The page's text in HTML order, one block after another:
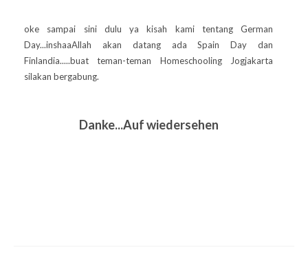
oke sampai sini dulu ya kisah kami tentang German
Day...inshaaAllah akan datang ada Spain Day dan
Finlandia.....buat teman-teman Homeschooling Jogjakarta
silakan bergabung.
Danke...Auf wiedersehen